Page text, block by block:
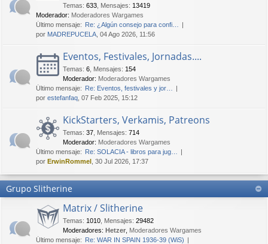
Temas: 633 Mensajes: 13419
Moderador: Moderadores Wargames
Último mensaje: Re: ¿Algún consejo para confi…
por MADREPUCELA , 04 Ago 2026, 11:56
Eventos, Festivales, Jornadas....
Temas: 6 Mensajes: 154
Moderador: Moderadores Wargames
Último mensaje: Re: Eventos, festivales y jor…
por estefanfaq , 07 Feb 2025, 15:12
KickStarters, Verkamis, Patreons
Temas: 37 Mensajes: 714
Moderador: Moderadores Wargames
Último mensaje: Re: SOLACIA - libros para jug…
por ErwinRommel , 30 Jul 2026, 17:37
Grupo Slitherine
Matrix / Slitherine
Temas: 1010 Mensajes: 29482
Moderadores: Hetzer Moderadores Wargames
Último mensaje: Re: WAR IN SPAIN 1936-39 (WiS)